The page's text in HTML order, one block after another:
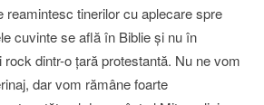
reamintesc tinerilor cu aplecare spre
cuvinte se află în Biblie şi nu în
dintr-o ţară protestantă. Nu ne vom
dar vom rămâne foarte